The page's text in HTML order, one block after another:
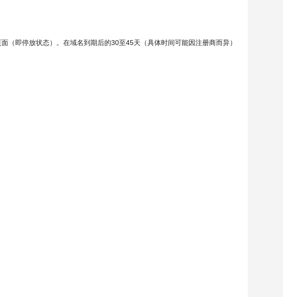
即停放状态）。在域名到期后的30至45天（具体时间可能因注册商而异）